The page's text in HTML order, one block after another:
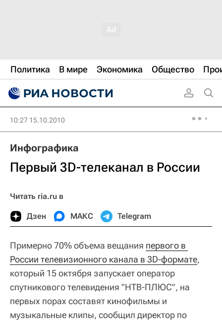
Политика В мире Экономика Общество
10:27 15.10.2010
Инфографика
Первый 3D-телеканал в России
Читать ria.ru в
Дзен МАКС Telegram
Примерно 70% объема вещания первого в
России телевизионного канала в 3D-формате,
который 15 октября запускает оператор
спутникового телевидения "НТВ-ПЛЮС", на
первых порах составят кинофильмы и
музыкальные клипы, сообщил директор по